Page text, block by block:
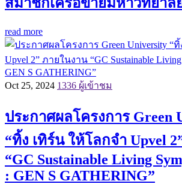
read more
Oct 25, 2024 1336 ผู้เข้าชม
ประกาศผลโครงการ Green
“ทิ้ง เทิร์น ให้โลกจำ Upvel
“GC Sustainable Living
: GEN S GATHERING”